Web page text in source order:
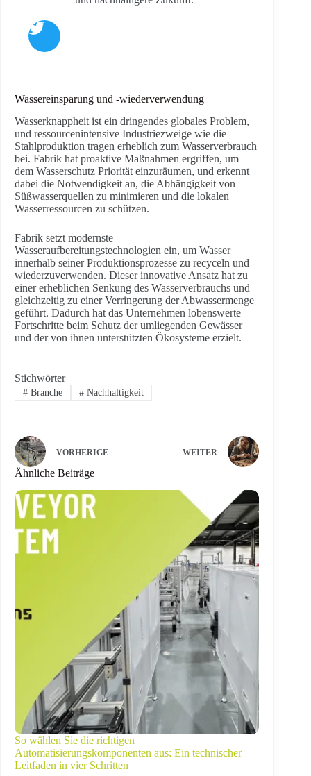
Wassereinsparung und -wiederverwendung
Wasserknappheit ist ein dringendes globales Problem,
und ressourcenintensive Industriezweige wie die
Stahlproduktion tragen erheblich zum Wasserverbrauch
bei. Fabrik hat proaktive Maßnahmen ergriffen, um
dem Wasserschutz Priorität einzuräumen, und erkennt
dabei die Notwendigkeit an, die Abhängigkeit von
Süßwasserquellen zu minimieren und die lokalen
Wasserressourcen zu schützen.
Fabrik setzt modernste
Wasseraufbereitungstechnologien ein, um Wasser
innerhalb seiner Produktionsprozesse zu recyceln und
wiederzuverwenden. Dieser innovative Ansatz hat zu
einer erheblichen Senkung des Wasserverbrauchs und
gleichzeitig zu einer Verringerung der Abwassermenge
geführt. Dadurch hat das Unternehmen lobenswerte
Fortschritte beim Schutz der umliegenden Gewässer
und der von ihnen unterstützten Ökosysteme erzielt.
Stichwörter
#Branche #Nachhaltigkeit
VORHERIGE WEITER
Ähnliche Beiträge
So wählen Sie die richtigen
Automatisierungskomponenten aus: Ein technischer
Leitfaden in vier Schritten